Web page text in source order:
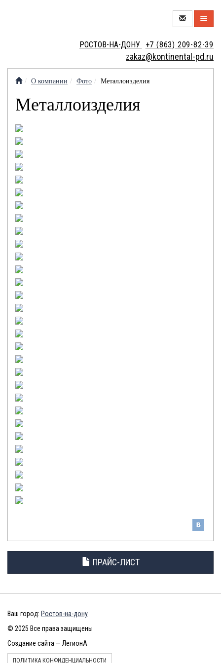
РОСТОВ-НА-ДОНУ +7 (863) 209-82-39
zakaz@kontinental-pd.ru
НОВЫЙ
ЦЕХ
МЕТАЛЛООБРАБОТКА
МЕТАЛЛОИЗДЕЛИЯ
КРАНОВЫЕ
КОЛЕСА
О компании Фото Металлоизделия
Металлоизделия
ПРАЙС-ЛИСТ
Ваш город: Ростов-на-дону
© 2025 Все права защищены
Создание сайта — ЛегионА
ПОЛИТИКА КОНФИДЕНЦИАЛЬНОСТИ